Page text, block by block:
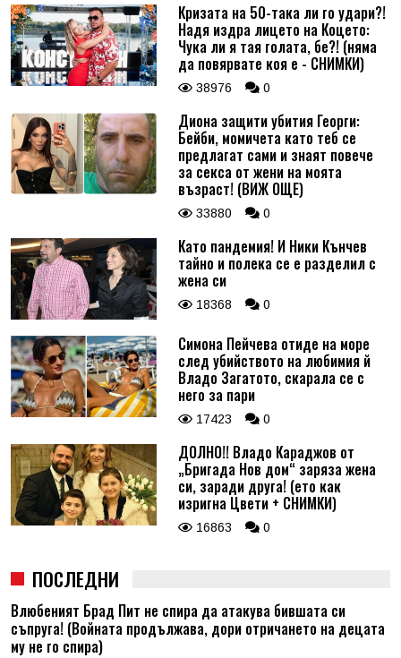
Коментар*
Кризата на 50-така ли го удари?!
Надя издра лицето на Коцето:
Чука ли я тая голата, бе?! (няма
да повярвате коя е - СНИМКИ)
38976 0
Диона защити убития Георги:
Бейби, момичета като теб се
предлагат сами и знаят повече
за секса от жени на моята
възраст! (ВИЖ ОЩЕ)
33880 0
Като пандемия! И Ники Кънчев
тайно и полека се е разделил с
жена си
18368 0
Симона Пейчева отиде на море
след убийството на любимия й
Владо Загатото, скарала се с
него за пари
17423 0
ДОЛНО!! Владо Караджов от
„Бригада Нов дом“ заряза жена
си, заради друга! (ето как
изригна Цвети + СНИМКИ)
16863 0
ПОСЛЕДНИ
Влюбеният Брад Пит не спира да атакува бившата си
съпруга! (Войната продължава, дори отричането на децата
му не го спира)